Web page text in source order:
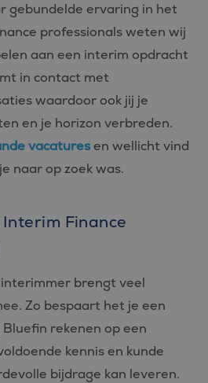
gebundelde ervaring in het
professionals weten wij
aan een interim opdracht
in contact met
waardoor ook jij je
en je horizon verbreden.
vacaturesen wellicht vind
naar op zoek was.
Finance
brengt veel
Zo bespaart het je een
rekenen op een
kennis en kunde
bijdrage kan leveren.